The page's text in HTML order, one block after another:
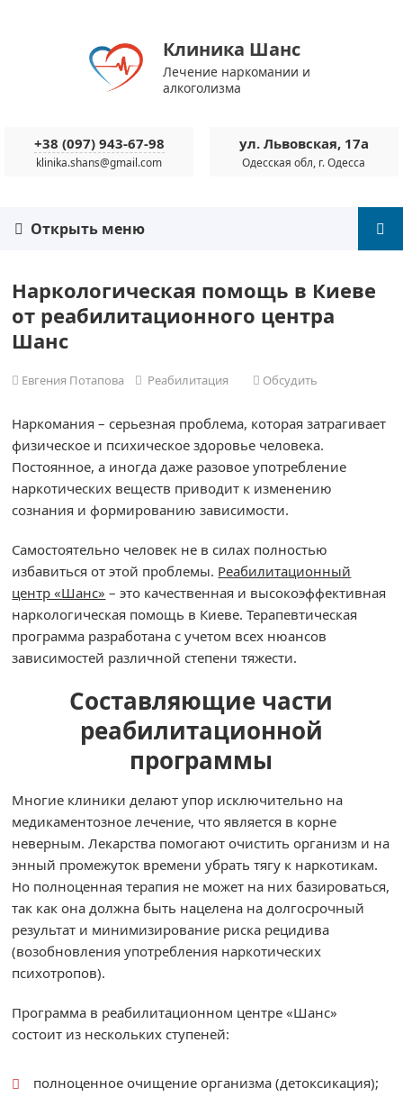
Клиника Шанс
Лечение наркомании и
алкоголизма
+38 (097) 943-67-98
klinika.shans@gmail.com
ул. Львовская, 17а
Одесская обл, г. Одесса
Открыть меню
Наркологическая помощь в Киеве
от реабилитационного центра
Шанс
Евгения Потапова Реабилитация Обсудить
Наркомания – серьезная проблема, которая затрагивает
физическое и психическое здоровье человека.
Постоянное, а иногда даже разовое употребление
наркотических веществ приводит к изменению
сознания и формированию зависимости.
Самостоятельно человек не в силах полностью
избавиться от этой проблемы. Реабилитационный
центр «Шанс» – это качественная и высокоэффективная
наркологическая помощь в Киеве. Терапевтическая
программа разработана с учетом всех нюансов
зависимостей различной степени тяжести.
Составляющие части
реабилитационной
программы
Многие клиники делают упор исключительно на
медикаментозное лечение, что является в корне
неверным. Лекарства помогают очистить организм и на
энный промежуток времени убрать тягу к наркотикам.
Но полноценная терапия не может на них базироваться,
так как она должна быть нацелена на долгосрочный
результат и минимизирование риска рецидива
(возобновления употребления наркотических
психотропов).
Программа в реабилитационном центре «Шанс»
состоит из нескольких ступеней:
полноценное очищение организма (детоксикация);